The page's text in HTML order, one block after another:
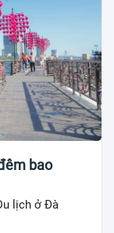
bao
lịch ở Đà